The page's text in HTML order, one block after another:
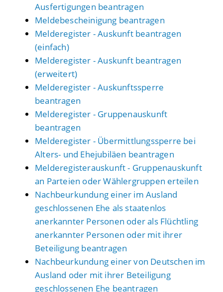
Ausfertigungen beantragen
Meldebescheinigung beantragen
Melderegister - Auskunft beantragen
(einfach)
Melderegister - Auskunft beantragen
(erweitert)
Melderegister - Auskunftssperre
beantragen
Melderegister - Gruppenauskunft
beantragen
Melderegister - Übermittlungssperre bei
Alters- und Ehejubiläen beantragen
Melderegisterauskunft - Gruppenauskunft
an Parteien oder Wählergruppen erteilen
Nachbeurkundung einer im Ausland
geschlossenen Ehe als staatenlos
anerkannter Personen oder als Flüchtling
anerkannter Personen oder mit ihrer
Beteiligung beantragen
Nachbeurkundung einer von Deutschen im
Ausland oder mit ihrer Beteiligung
geschlossenen Ehe beantragen